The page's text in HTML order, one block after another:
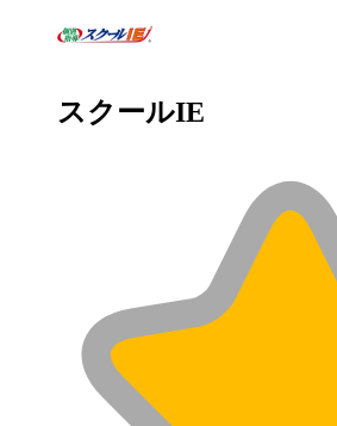
スクールIE